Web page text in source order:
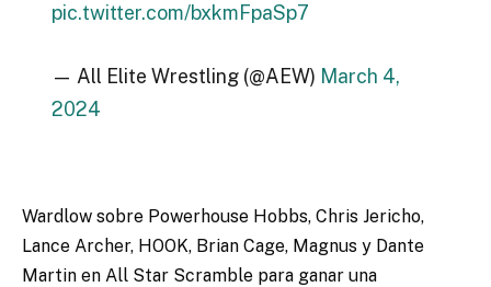
pic.twitter.com/bxkmFpaSp7
— All Elite Wrestling (@AEW) March 4,
2024
Wardlow sobre Powerhouse Hobbs, Chris Jericho,
Lance Archer, HOOK, Brian Cage, Magnus y Dante
Martin en All Star Scramble para ganar una